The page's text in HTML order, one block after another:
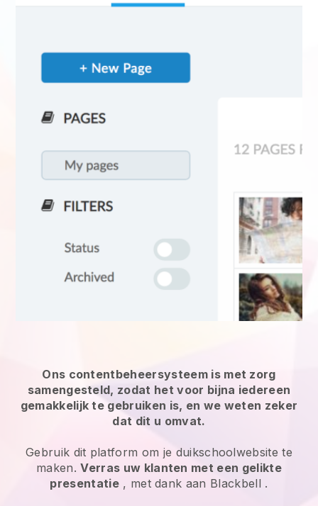
Ons contentbeheersysteem is met zorg
samengesteld, zodat het voor bijna iedereen
gemakkelijk te gebruiken is, en we weten zeker
dat dit u omvat.
Gebruik dit platform om je duikschoolwebsite te
maken. Verras uw klanten met een gelikte
presentatie, met dank aan Blackbell .